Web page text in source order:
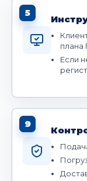
5
плана
Если
9